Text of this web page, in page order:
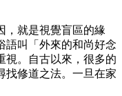
，就是視覺盲區的緣
語叫「外來的和尚好念
視。自古以來，很多的
找修道之法。一旦在家